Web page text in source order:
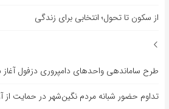
از سکون تا تحول؛ انتخابی برای زندگی
طرح ساماندهی واحدهای دامپروری دزفول
تداوم حضور شبانه مردم نگین‌شهر در حمایت از